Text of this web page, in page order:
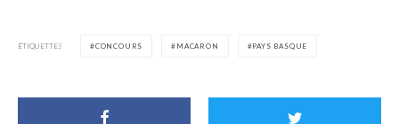
ÉTIQUETTES CONCOURS MACARON PAYS BASQUE